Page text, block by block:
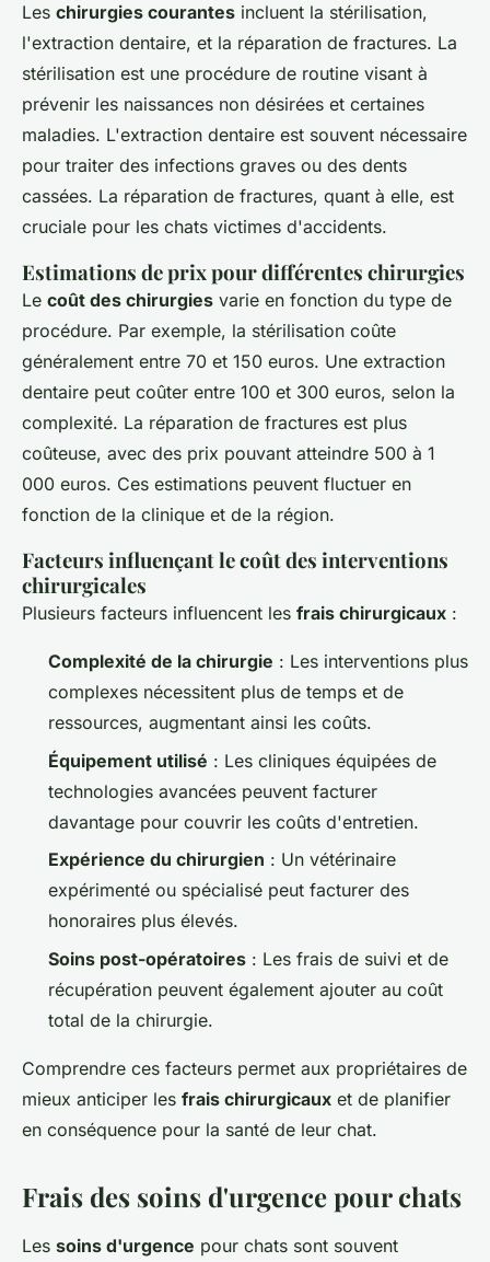
Les chirurgies courantes incluent la stérilisation,
l'extraction dentaire, et la réparation de fractures. La
stérilisation est une procédure de routine visant à
prévenir les naissances non désirées et certaines
maladies. L'extraction dentaire est souvent nécessaire
pour traiter des infections graves ou des dents
cassées. La réparation de fractures, quant à elle, est
cruciale pour les chats victimes d'accidents.
Estimations de prix pour différentes chirurgies
Le coût des chirurgies varie en fonction du type de
procédure. Par exemple, la stérilisation coûte
généralement entre 70 et 150 euros. Une extraction
dentaire peut coûter entre 100 et 300 euros, selon la
complexité. La réparation de fractures est plus
coûteuse, avec des prix pouvant atteindre 500 à 1
000 euros. Ces estimations peuvent fluctuer en
fonction de la clinique et de la région.
Facteurs influençant le coût des interventions
chirurgicales
Plusieurs facteurs influencent les frais chirurgicaux :
Complexité de la chirurgie : Les interventions plus
complexes nécessitent plus de temps et de
ressources, augmentant ainsi les coûts.
Équipement utilisé : Les cliniques équipées de
technologies avancées peuvent facturer
davantage pour couvrir les coûts d'entretien.
Expérience du chirurgien : Un vétérinaire
expérimenté ou spécialisé peut facturer des
honoraires plus élevés.
Soins post-opératoires : Les frais de suivi et de
récupération peuvent également ajouter au coût
total de la chirurgie.
Comprendre ces facteurs permet aux propriétaires de
mieux anticiper les frais chirurgicaux et de planifier
en conséquence pour la santé de leur chat.
Frais des soins d'urgence pour chats
Les soins d'urgence pour chats sont souvent